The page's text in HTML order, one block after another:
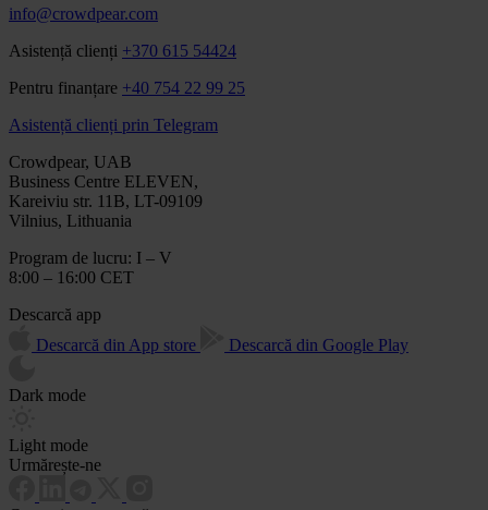
info@crowdpear.com
Asistență clienți +370 615 54424
Pentru finanțare +40 754 22 99 25
Asistență clienți prin Telegram
Crowdpear, UAB
Business Centre ELEVEN,
Kareiviu str. 11B, LT-09109
Vilnius, Lithuania
Program de lucru: I – V
8:00 – 16:00 CET
Descarcă app
Descarcă din App store
Descarcă din Google Play
Dark mode
Light mode
Urmărește-ne